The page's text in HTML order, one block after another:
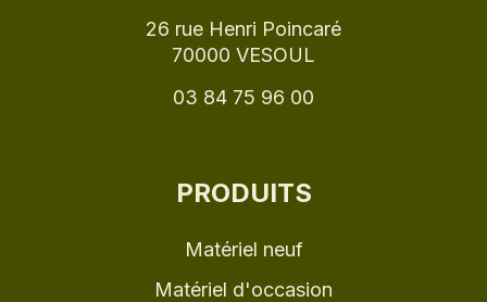
26 rue Henri Poincaré
70000 VESOUL
03 84 75 96 00
PRODUITS
Matériel neuf
Matériel d'occasion